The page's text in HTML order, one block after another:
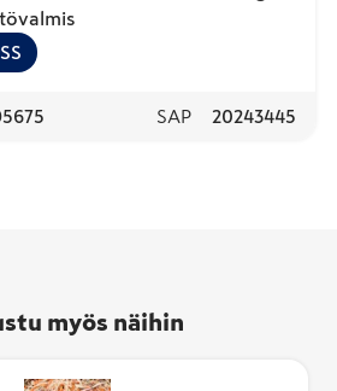
SAP 20243445
myös näihin